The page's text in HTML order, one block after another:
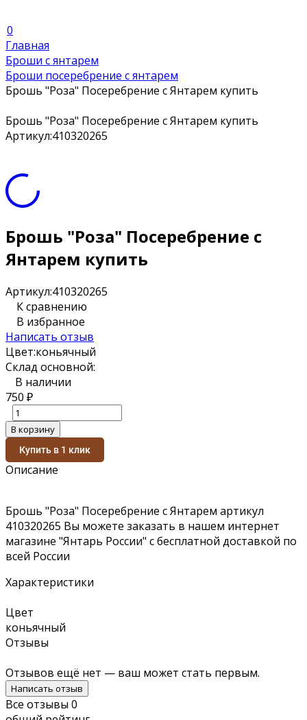
0
Главная
Броши с янтарем
Броши посеребрение с янтарем
Брошь "Роза" Посеребрение с Янтарем купить
Брошь "Роза" Посеребрение с Янтарем купить
Артикул:410320265
Брошь "Роза" Посеребрение с
Янтарем купить
Артикул:410320265
К сравнению
В избранное
Написать отзыв
Цвет:коньячный
Склад основной:
В наличии
750 ₽
В корзину
Купить в 1 клик
Описание
Брошь "Роза" Посеребрение с Янтарем артикул
410320265 Вы можете заказать в нашем интернет
магазине "Янтарь России" с бесплатной доставкой по
всей России
Характеристики
Цвет
коньячный
Отзывы
Отзывов ещё нет — ваш может стать первым.
Написать отзыв
Все отзывы 0